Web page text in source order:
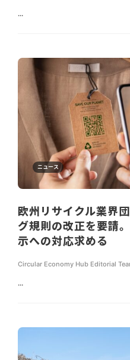
...
ニュース
欧州リサイクル業界
グ規則の改正を要請
示への対応求める
Circular Economy Hub Editorial
...